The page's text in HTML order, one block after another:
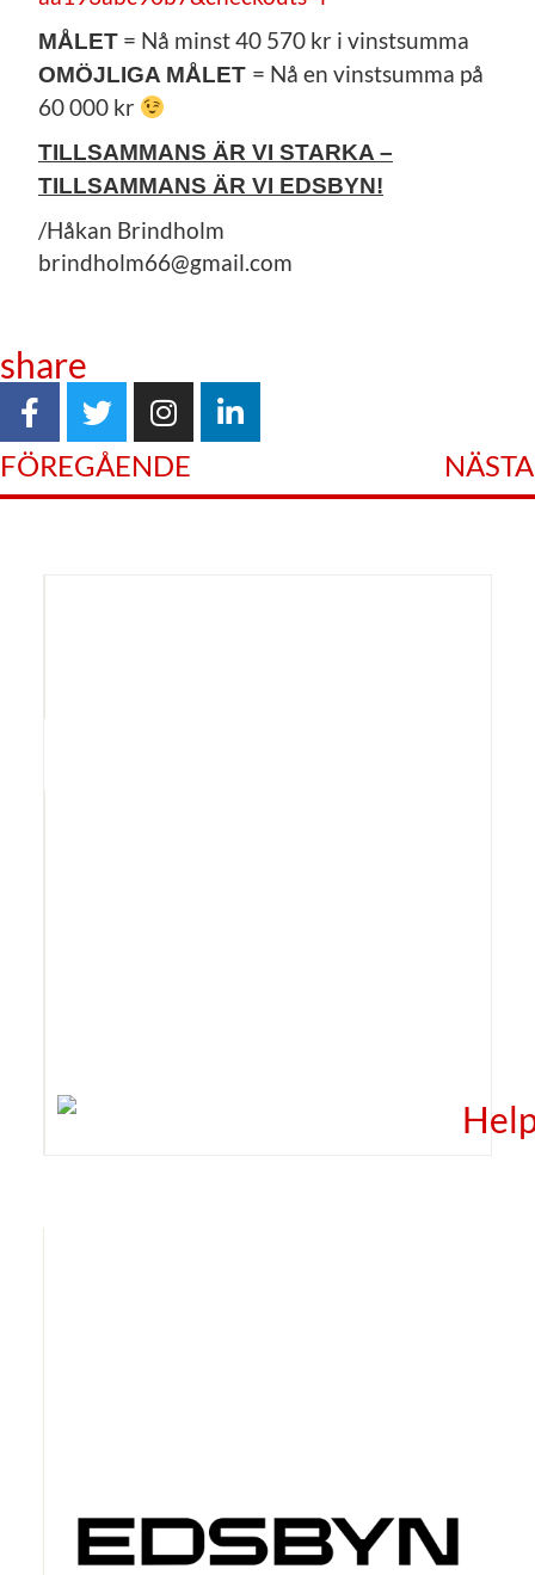
MÅLET = Nå minst 40 570 kr i vinstsumma
OMÖJLIGA MÅLET = Nå en vinstsumma på
60 000 kr
TILLSAMMANS ÄR VI STARKA –
TILLSAMMANS ÄR VI EDSBYN!
/Håkan Brindholm
brindholm66@gmail.com
share
FÖREGÅENDE NÄSTA